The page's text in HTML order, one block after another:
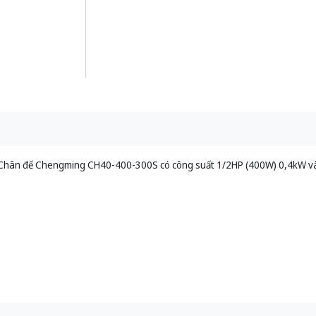
đế Chengming CH40-400-300S có công suất 1/2HP (400W) 0,4kW